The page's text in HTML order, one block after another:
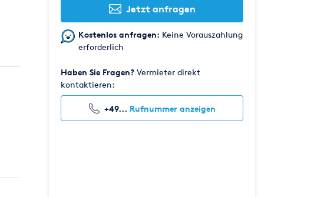
Jetzt anfragen
Kostenlos anfragen: Keine Vorauszahlung
erforderlich
Haben Sie Fragen? Vermieter direkt
kontaktieren:
+49... Rufnummer anzeigen